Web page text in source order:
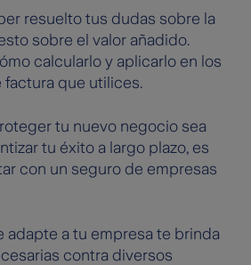
resuelto tus dudas sobre la
sobre el valor añadido.
calcularlo y aplicarlo en los
que utilices.
tu nuevo negocio sea
tu éxito a largo plazo, es
con un seguro de empresas
adapte a tu empresa te brinda
contra diversos